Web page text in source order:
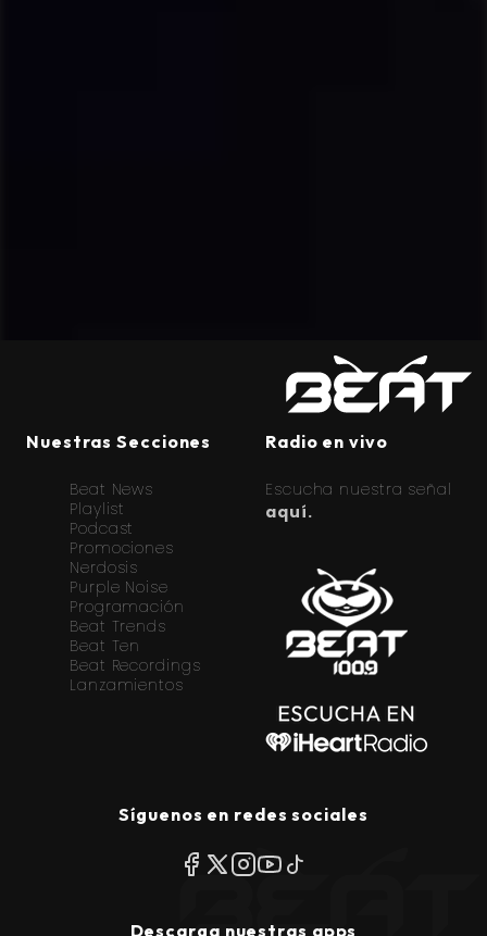
Nuestras Secciones
Beat News
Playlist
Podcast
Promociones
Nerdosis
Purple Noise
Programación
Beat Trends
Beat Ten
Beat Recordings
Lanzamientos
Radio en vivo
Escucha nuestra señal
aquí.
Síguenos en redes sociales
Descarga nuestras apps